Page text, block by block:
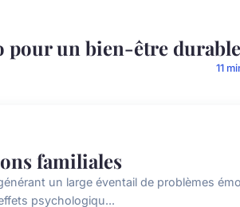
pour un bien-être durable
11
familiales
un large éventail de problèmes
psychologiqu...